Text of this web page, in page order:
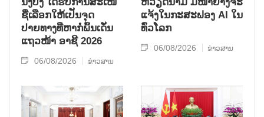
ຊື່ເລືອກໃຫ້ເປັນຈຸດ
ປາຍທາງທີ່ຫາກໍ່ພົ້ນເດັ່ນ
ແຖວໜ້າ ອາຊີ 2026
06/08/2026 ຂ່າວສານ
ແຈ້ງໃນກະສະຟອງ AI ໃນ
ທົ່ວໂລກ
06/08/2026 ຂ່າວສານ